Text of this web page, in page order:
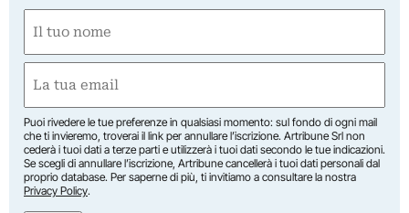
(Obbligatorio)
Nome
(Obbligatorio)
Puoi rivedere le tue preferenze in qualsiasi momento: sul fondo di ogni mail
che ti invieremo, troverai il link per annullare l’iscrizione. Artribune Srl non
cederà i tuoi dati a terze parti e utilizzerà i tuoi dati secondo le tue indicazioni.
Se scegli di annullare l’iscrizione, Artribune cancellerà i tuoi dati personali dal
proprio database. Per saperne di più, ti invitiamo a consultare la nostra
Privacy Policy.